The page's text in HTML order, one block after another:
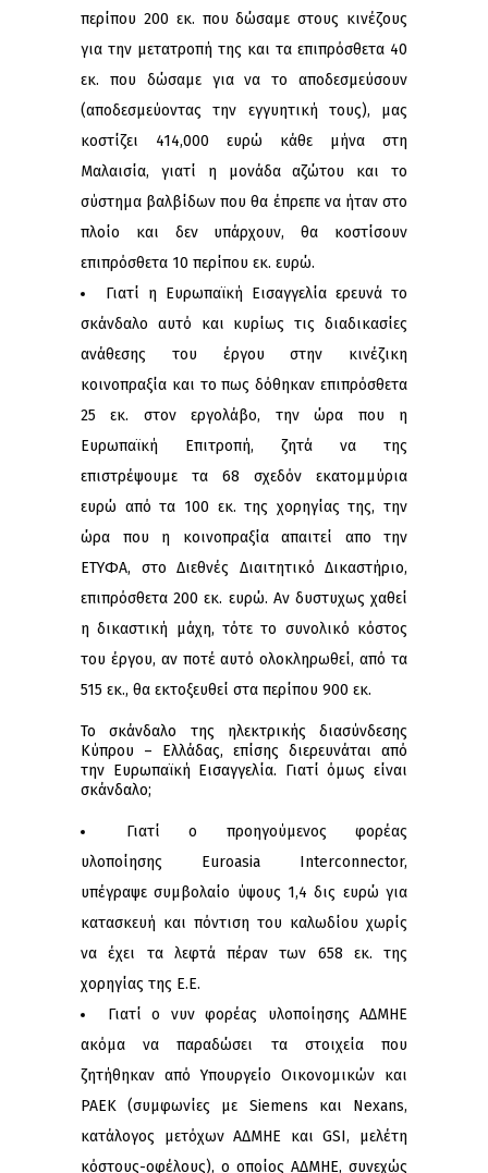
περίπου 200 εκ. που δώσαμε στους κινέζους
για την μετατροπή της και τα επιπρόσθετα 40
εκ. που δώσαμε για να το αποδεσμεύσουν
(αποδεσμεύοντας την εγγυητική τους), μας
κοστίζει 414,000 ευρώ κάθε μήνα στη
Μαλαισία, γιατί η μονάδα αζώτου και το
σύστημα βαλβίδων που θα έπρεπε να ήταν στο
πλοίο και δεν υπάρχουν, θα κοστίσουν
επιπρόσθετα 10 περίπου εκ. ευρώ.
Γιατί η Ευρωπαϊκή Εισαγγελία ερευνά το
σκάνδαλο αυτό και κυρίως τις διαδικασίες
ανάθεσης του έργου στην κινέζικη
κοινοπραξία και το πως δόθηκαν επιπρόσθετα
25 εκ. στον εργολάβο, την ώρα που η
Ευρωπαϊκή Επιτροπή, ζητά να της
επιστρέψουμε τα 68 σχεδόν εκατομμύρια
ευρώ από τα 100 εκ. της χορηγίας της, την
ώρα που η κοινοπραξία απαιτεί απο την
ΕΤΥΦΑ, στο Διεθνές Διαιτητικό Δικαστήριο,
επιπρόσθετα 200 εκ. ευρώ. Αν δυστυχως χαθεί
η δικαστική μάχη, τότε το συνολικό κόστος
του έργου, αν ποτέ αυτό ολοκληρωθεί, από τα
515 εκ., θα εκτοξευθεί στα περίπου 900 εκ.
Το σκάνδαλο της ηλεκτρικής διασύνδεσης
Κύπρου – Ελλάδας, επίσης διερευνάται από
την Ευρωπαϊκή Εισαγγελία. Γιατί όμως είναι
σκάνδαλο;
Γιατί ο προηγούμενος φορέας
υλοποίησης Euroasia Interconnector,
υπέγραψε συμβολαίο ύψους 1,4 δις ευρώ για
κατασκευή και πόντιση του καλωδίου χωρίς
να έχει τα λεφτά πέραν των 658 εκ. της
χορηγίας της Ε.Ε.
Γιατί ο νυν φορέας υλοποίησης ΑΔΜΗΕ
ακόμα να παραδώσει τα στοιχεία που
ζητήθηκαν από Υπουργείο Οικονομικών και
ΡΑΕΚ (συμφωνίες με Siemens και Nexans,
κατάλογος μετόχων ΑΔΜΗΕ και GSI, μελέτη
κόστους-οφέλους), ο οποίος ΑΔΜΗΕ, συνεχώς